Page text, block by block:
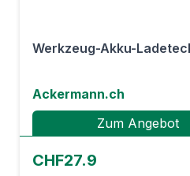
Werkzeug-Akku-
Ackermann.ch
Zum Angebot
CHF27.9